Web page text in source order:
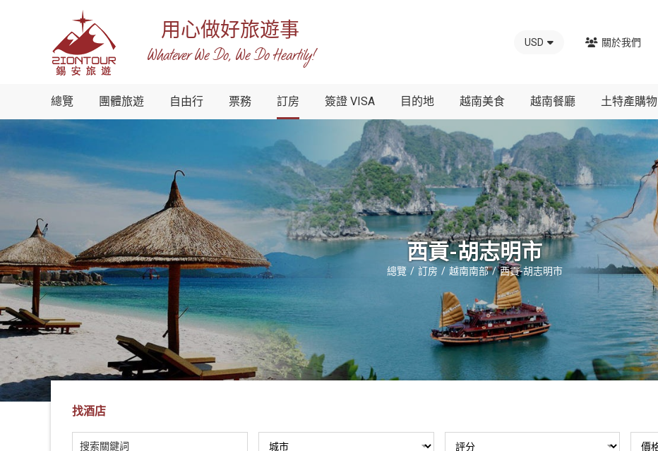
南
錫
際
-
越
南
地
社
錫
安
用心做好旅遊事
Whatever We Do, We Do Heartily!
USD 關於我們
總覽 團體旅遊 自由行 票務 訂房 簽證 VISA 目的地 越南美食 越南餐廳 土特產購物
西貢-胡志明市
總覽 訂房 越南南部 西貢-胡志明市
找酒店